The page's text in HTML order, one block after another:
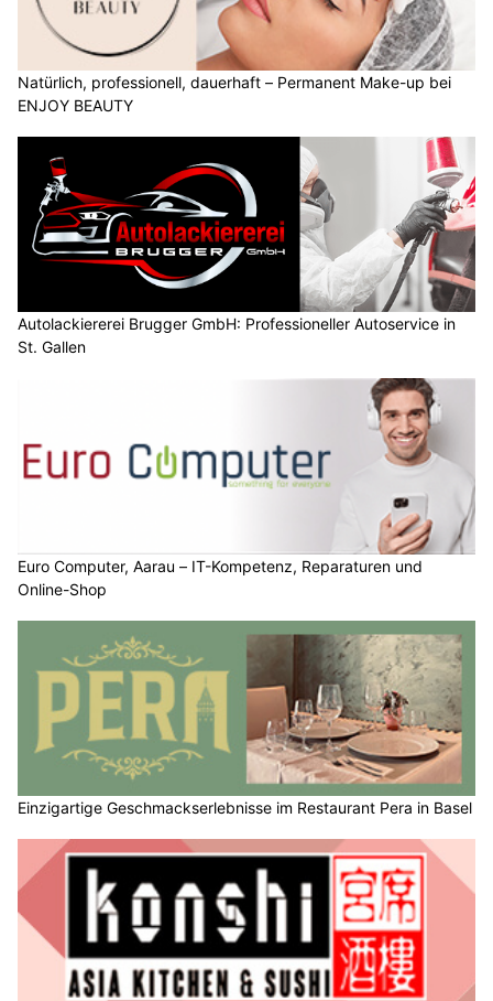
Natürlich, professionell, dauerhaft – Permanent Make-up bei
ENJOY BEAUTY
Autolackiererei Brugger GmbH: Professioneller Autoservice in
St. Gallen
Euro Computer, Aarau – IT-Kompetenz, Reparaturen und
Online-Shop
Einzigartige Geschmackserlebnisse im Restaurant Pera in Basel